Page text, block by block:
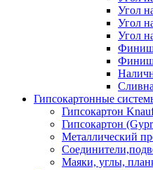
Угол
Угол
Угол
Гипсокартонные
Гипсокартон
Гипсокартон
Металлический
Маяки, углы,